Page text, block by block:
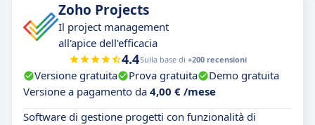
Zoho Projects
Il project management
all'apice dell'efficacia
4.4Sulla base di +200 recensioni
Versione gratuita Prova gratuita
Demo gratuita
Versione a pagamento da 4,00 € /mese
Software di gestione progetti con funzionalità di